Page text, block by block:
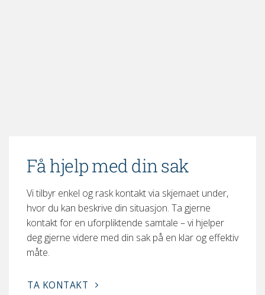
Få hjelp med din sak
Vi tilbyr enkel og rask kontakt via skjemaet under,
hvor du kan beskrive din situasjon. Ta gjerne
kontakt for en uforpliktende samtale – vi hjelper
deg gjerne videre med din sak på en klar og effektiv
måte.
TA KONTAKT